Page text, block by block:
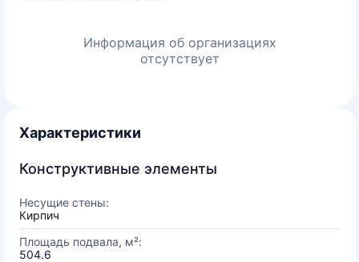
Информация об организациях
отсутствует
Характеристики
Конструктивные элементы
Несущие стены:
Кирпич
Площадь подвала, м²:
504.6